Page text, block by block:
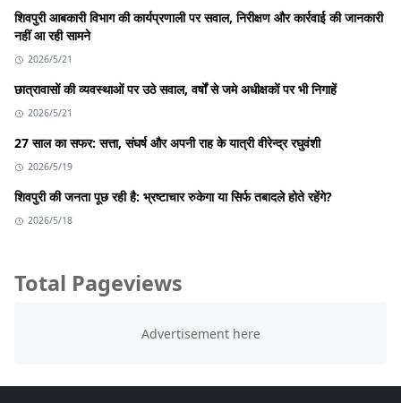
शिवपुरी आबकारी विभाग की कार्यप्रणाली पर सवाल, निरीक्षण और कार्रवाई की जानकारी
नहीं आ रही सामने
2026/5/21
छात्रावासों की व्यवस्थाओं पर उठे सवाल, वर्षों से जमे अधीक्षकों पर भी निगाहें
2026/5/21
27 साल का सफर: सत्ता, संघर्ष और अपनी राह के यात्री वीरेन्द्र रघुवंशी
2026/5/19
शिवपुरी की जनता पूछ रही है: भ्रष्टाचार रुकेगा या सिर्फ तबादले होते रहेंगे?
2026/5/18
Total Pageviews